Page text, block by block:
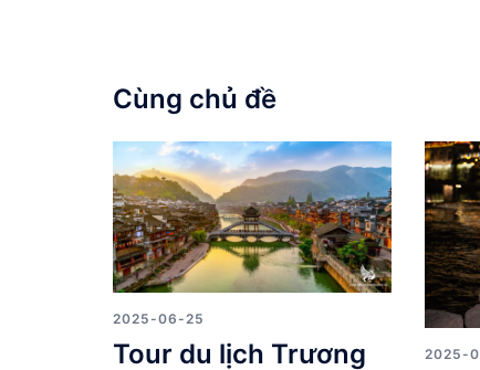
Cùng chủ đề
2025-06-25
Tour du lịch Trương
2025-